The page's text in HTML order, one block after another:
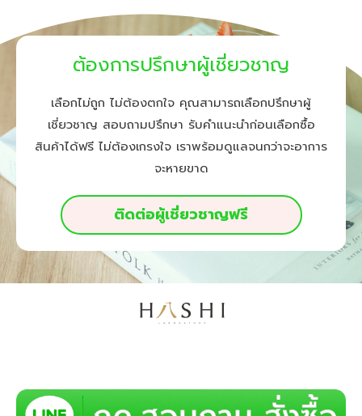
ต้องการปรึกษาผู้เชี่ยวชาญ
เลือกไม่ถูก ไม่ต้องตกใจ คุณสามารถเลือกปรึกษาผู้
เชี่ยวชาญ สอบถามปรึกษา รับคำแนะนำก่อนเลือกซื้อ
สินค้าได้ฟรี ไม่ต้องเกรงใจ เราพร้อมดูแลจนกว่าจะอาการ
จะหายขาด
ติดต่อผู้เชี่ยวชาญฟรี